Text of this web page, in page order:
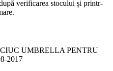
verificarea stocului și printr-
UMBRELLA PENTRU
2017